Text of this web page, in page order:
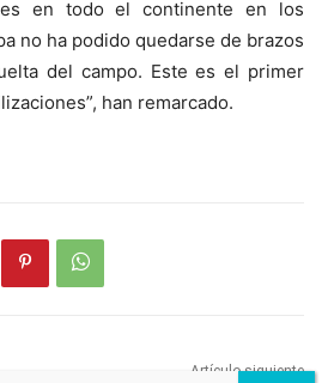
en todo el continente en los
no ha podido quedarse de brazos
del campo. Este es el primer
han remarcado.
Artículo siguiente